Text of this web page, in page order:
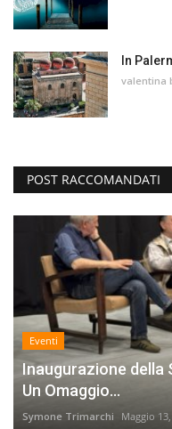
In
valentina
POST RACCOMANDATI
Eventi
Inaugurazione della
Un Omaggio...
Symone Trimarchi Maggio